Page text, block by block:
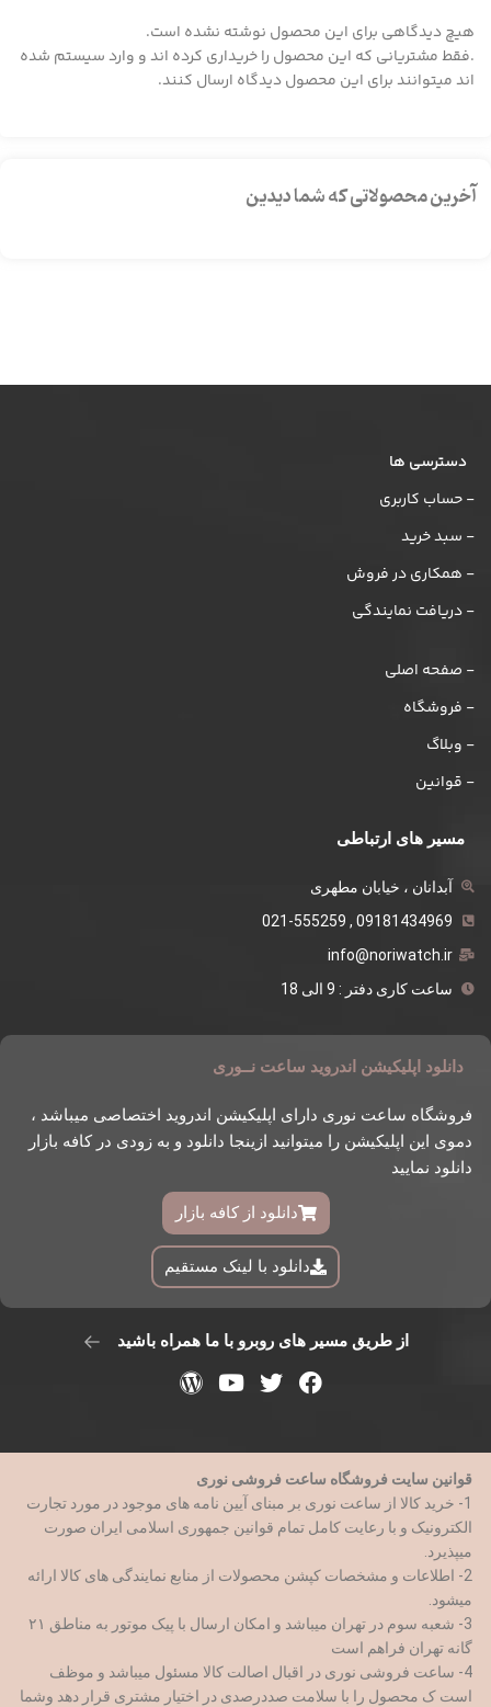
هیچ دیدگاهی برای این محصول نوشته نشده است.
.فقط مشتریانی که این محصول را خریداری کرده اند و وارد سیستم شده
اند میتوانند برای این محصول دیدگاه ارسال کنند.
آخرین محصولاتی که شما دیدین
دسترسی ها
- حساب کاربری
- سبد خرید
- همکاری در فروش
- دریافت نمایندگی
- صفحه اصلی
- فروشگاه
- وبلاگ
- قوانین
مسیر های ارتباطی
آبدانان ، خیابان مطهری
09181434969 , 021-555259
info@noriwatch.ir
ساعت کاری دفتر : 9 الی 18
دانلود اپلیکیشن اندروید ساعت نــوری
فروشگاه ساعت نوری دارای اپلیکیشن اندروید اختصاصی میباشد ،
دموی این اپلیکیشن را میتوانید ازینجا دانلود و به زودی در کافه بازار
دانلود نمایید
دانلود از کافه بازار
دانلود با لینک مستقیم
از طریق مسیر های روبرو با ما همراه باشید
قوانین سایت فروشگاه ساعت فروشی نوری
1- خرید کالا از ساعت نوری بر مبنای آیین نامه های موجود در مورد تجارت
الکترونیک و با رعایت کامل تمام قوانین جمهوری اسلامی ایران صورت
میپذیرد.
2- اطلاعات و مشخصات کپشن محصولات از منابع نمایندگی های کالا ارائه
میشود.
3- شعبه سوم در تهران میباشد و امکان ارسال با پیک موتور به مناطق ۲۱
گانه تهران فراهم است
4- ساعت فروشی نوری در اقبال اصالت کالا مسئول میباشد و موظف
است ک محصول را با سلامت صددرصدی در اختیار مشتری قرار دهد وشما